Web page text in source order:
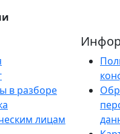
в разборе
лицам